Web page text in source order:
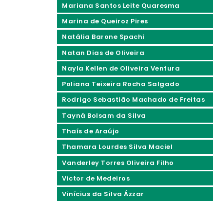
Mariana Santos Leite Quaresma
Marina de Queiroz Pires
Natália Barone Spachi
Natan Dias de Oliveira
Nayla Kellen de Oliveira Ventura
Poliana Teixeira Rocha Salgado
Rodrigo Sebastião Machado de Freitas
Tayná Bolsam da Silva
Thaís de Araújo
Thamara Lourdes Silva Maciel
Vanderley Torres Oliveira Filho
Victor de Medeiros
Vinícius da Silva Ázzar